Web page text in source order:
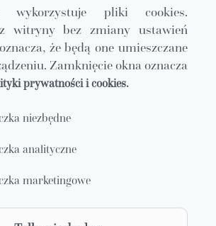
op. 17 nr 4
F-durop. 5
temat „Là ci darem la mano” z opery
Mozarta op. 2
Rozwiń
wykorzystuje pliki cookies.
witryny bez zmiany ustawień
że będą one umieszczane
Zamknięcie okna oznacza
prywatności i cookies.
niezbędne
analityczne
marketingowe